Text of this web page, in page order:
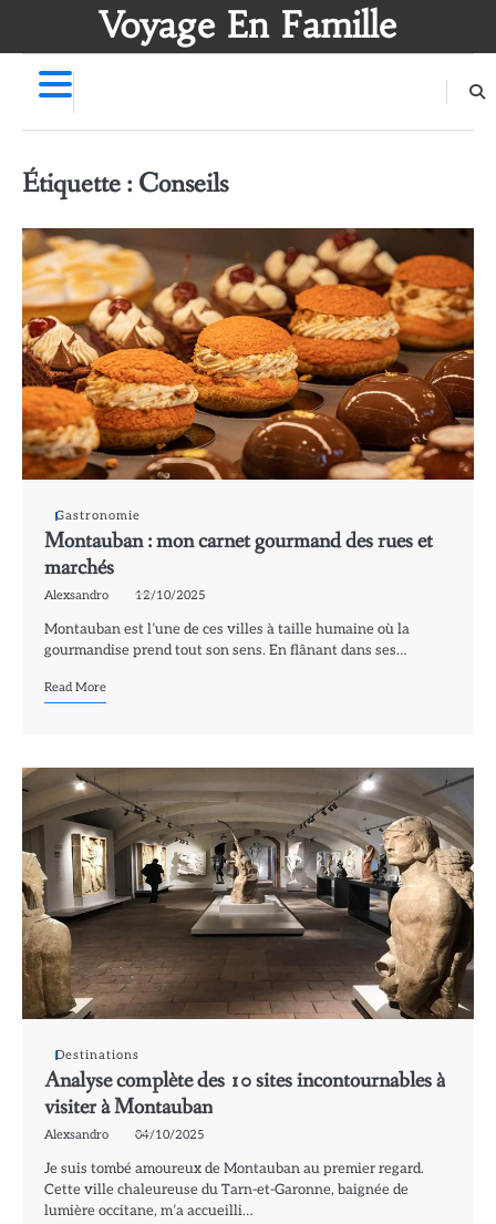
Voyage En Famille
Étiquette : Conseils
Gastronomie
Montauban : mon carnet gourmand des rues et
marchés
Alexsandro 12/10/2025
Montauban est l’une de ces villes à taille humaine où la
gourmandise prend tout son sens. En flânant dans ses…
Read More
Destinations
Analyse complète des 10 sites incontournables à
visiter à Montauban
Alexsandro 04/10/2025
Je suis tombé amoureux de Montauban au premier regard.
Cette ville chaleureuse du Tarn-et-Garonne, baignée de
lumière occitane, m’a accueilli…